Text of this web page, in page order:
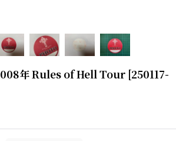
年 Rules of Hell Tour [250117-